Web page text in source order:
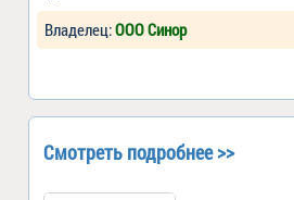
Владелец:ООО Синор
Смотреть подробнее >>